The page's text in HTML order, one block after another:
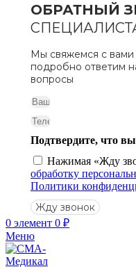
ОБРАТНЫЙ
Мы свяжемся с вами
подробно ответим
вопросы
Подтвердите, что
Нажимая «Жду
обработку
Политики
Жду звонок
0 элемент 0 ₽
Меню